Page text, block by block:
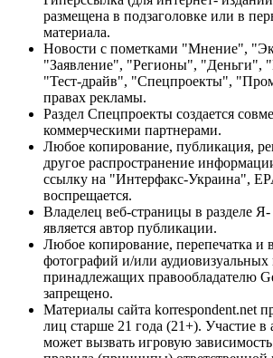
размещена в подзаголовке или в
материала.
Новости с пометками "Мнение",
"Заявление", "Регионы", "Деньги",
"Тест-драйв", "Спецпроекты",
правах рекламы.
Раздел Спецпроекты создается
коммерческими партнерами.
Любое копирование, публикация,
другое распространение
ссылку на "Интерфакс-Украина",
воспрещается.
Владелец веб-страницы в разделе
является автор публикации.
Любое копирование, перепечатка и
фотографий и/или аудиовизуальных
принадлежащих правообладателю
запрещено.
Материалы сайта korrespondent.net
лиц старше 21 года (21+). Участие в
может вызвать игровую